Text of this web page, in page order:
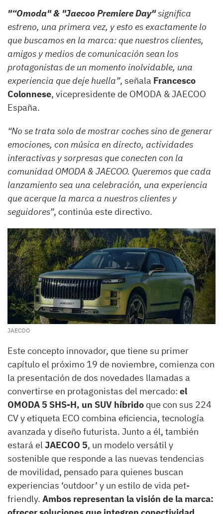
"“Omoda" & "Jaecoo Premiere Day"significa
estreno, una primera vez, y esto es exactamente lo
que buscamos en la marca: que nuestros clientes,
amigos y medios de comunicación sean los
protagonistas de un momento inolvidable, una
experiencia que deje huella”, señala Francesco
Colonnese, vicepresidente de OMODA & JAECOO
España.
“No se trata solo de mostrar coches sino de generar
emociones, con música en directo, actividades
interactivas y sorpresas que conecten con la
comunidad OMODA & JAECOO. Queremos que cada
lanzamiento sea una celebración, una experiencia
que acerque la marca a nuestros clientes y
seguidores”, continúa este directivo.
JAECOO
Este concepto innovador, que tiene su primer
capítulo el próximo 19 de noviembre, comienza con
la presentación de dos novedades llamadas a
convertirse en protagonistas del mercado: el
OMODA 5 SHS-H, un SUV híbrido que con sus 224
CV y etiqueta ECO combina eficiencia, tecnología
avanzada y diseño futurista. Junto a él, también
estará elJAECOO 5, un modelo versátil y
sostenible que responde a las nuevas tendencias
de movilidad, pensado para quienes buscan
experiencias ‘outdoor’ y un estilo de vida pet-
friendly. Ambos representan la visión de la marca: